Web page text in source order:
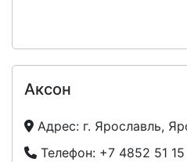
Аксон
Адрес: г. Ярославль,
Телефон: +7 4852 51 15